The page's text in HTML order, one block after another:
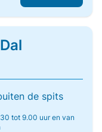
de spits
tot 9.00 uur en van